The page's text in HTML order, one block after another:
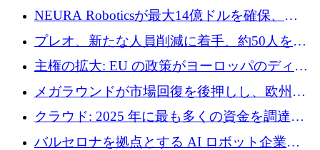
ように再考しているか
NEURA Roboticsが最大14億ドルを確保、
Bending Spoonsが米国IPOを申請、英国首相が
4億ポンドのチップ計画を発表
プレオ、新たな人員削減に着手、約50人を解
雇
主権の拡大: EU の政策がヨーロッパのディー
プテック戦略をどのように再構築しているか
メガラウンドが市場回復を後押しし、欧州の
ハイテク資金調達は5月に105億ユーロに回復
クラウド: 2025 年に最も多くの資金を調達し
た 10 社
バルセロナを拠点とする AI ロボット企業